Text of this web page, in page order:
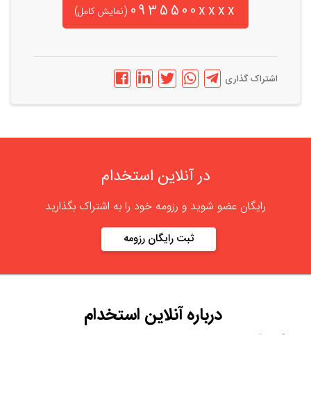
0935500xxxx (نمایش کامل)
اشتراک گذاری
در آنلاین استخدام
رایگان عضو شوید و رزومه خود را به اشتراک بگذارید
ثبت رایگان رزومه
دربارهآنلاین استخدام
گروه آنلاین استخدام جهت هموار کردن مشکلات کارفرمایان و